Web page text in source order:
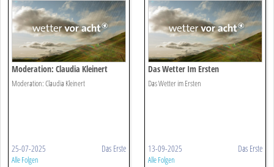
Moderation: Claudia Kleinert
Moderation: Claudia Kleinert
25-07-2025 Das Erste
Alle Folgen
Das Wetter Im Ersten
Das Wetter im Ersten
13-09-2025 Das Erste
Alle Folgen